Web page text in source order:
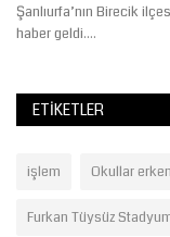
Şanlıurfa’nın Birecik
haber geldi....
ETIKETLER
işlem Okullar
Furkan Tüysüz